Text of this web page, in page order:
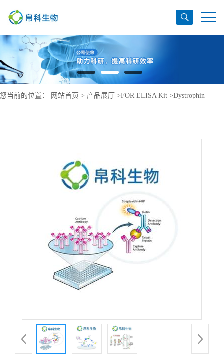
您当前的位置： 网站首页 > 产品展厅 >FOR ELISA Kit >Dystrophin